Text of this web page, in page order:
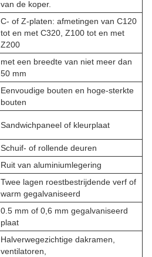
van de koper.
C- of Z-platen: afmetingen van C120
tot en met C320, Z100 tot en met
Z200
met een breedte van niet meer dan
50 mm
Eenvoudige bouten en hoge-sterkte
bouten
Sandwichpaneel of kleurplaat
Schuif- of rollende deuren
Ruit van aluminiumlegering
Twee lagen roestbestrijdende verf of
warm gegalvaniseerd
0.5 mm of 0,6 mm gegalvaniseerd
plaat
Halverwegezichtige dakramen,
ventilatoren,